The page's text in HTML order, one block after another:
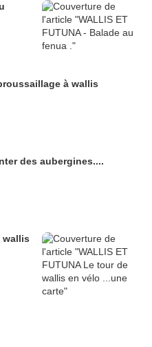
VIDEO Débroussaillage à wallis
VIDEO Planter des aubergines....
wallis